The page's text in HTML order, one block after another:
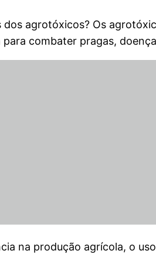
dos agrotóxicos? Os
combater pragas,
na produção agrícola, o